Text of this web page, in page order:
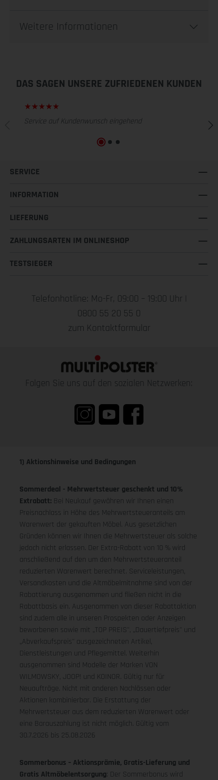
Weitere Informationen
DAS SAGEN UNSERE ZUFRIEDENEN KUNDEN
Service auf Kundenwunsch eingehend
SERVICE
INFORMATION
LIEFERUNG
ZAHLUNGSARTEN IM ONLINESHOP
TESTSIEGER
Telefonhotline: Mo-Fr, 09:00 – 19:00 Uhr |
0800 55 20 55 0
zum Kontaktformular
Folgen Sie uns auf den sozialen Netzwerken:
1) Aktionshinweise und Bedingungen
Sommerdeal - Mehrwertsteuer geschenkt und 10%
Extrabatt: Bei Neukauf gewähren wir Ihnen einen
Preisnachlass in Höhe des Mehrwertsteueranteils am
Warenwert der gekauften Möbel. Aus gesetzlichen
Gründen können wir Ihnen die Mehrwertsteuer als solche
jedoch nicht erlassen. Der Extra-Rabatt von 10 % wird
anschließend auf den um den Mehrwertsteueranteil
reduzierten Warenwert berechnet. Serviceleistungen,
Versandkosten und die Altmöbelmitnahme sind von der
Rabattierung ausgenommen und fließen nicht in die
Rabattbasis ein. Ausgenommen von dieser Rabattaktion
sind zudem alle in unseren Prospekten oder Anzeigen
beworbenen sowie mit „TOP PREIS", „Dauertiefpreis" und
„Abverkaufspreis" ausgezeichneten Artikel,
Dienstleistungen und Pflegemittel. Weiterhin
ausgenommen sind Modelle der Marken VON
WILMOWSKY, JOOP! und KOINOR. Gültig nur für
Neuaufträge. Nicht mit anderen Nachlässen oder
Aktionen kombinierbar. Die Erstattung der
Mehrwertsteuer aus dem reduzierten Warenwert oder
eine Barauszahlung ist nicht möglich. Gültig vom
30.7.2026 bis 25.08.2026
Sommerbonus – Aktionsprämie, Gratis-Lieferung und
Gratis Altmöbelentsorgung: Der Sommerbonus wird